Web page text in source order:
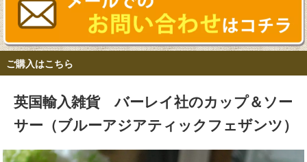
ご購入はこちら
英国輸入雑貨 バーレイ社のカップ＆ソー
サー（ブルーアジアティックフェザンツ）